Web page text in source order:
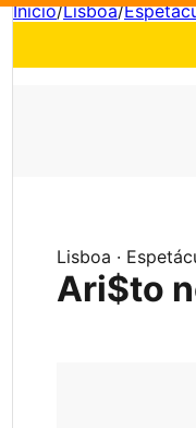
Início/Lisboa/
Lisboa ·
Ari$to